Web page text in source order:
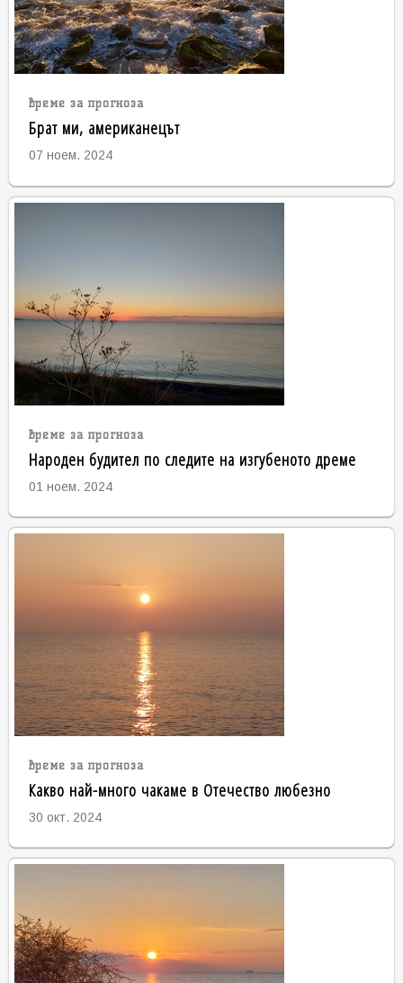
време за прогноза
Брат ми, американецът
07 ноем. 2024
време за прогноза
Народен будител по следите на изгубеното дреме
01 ноем. 2024
време за прогноза
Какво най-много чакаме в Отечество любезно
30 окт. 2024